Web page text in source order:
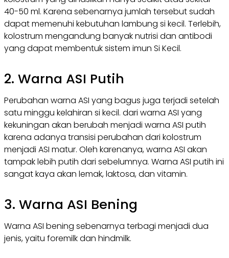
40-50 ml. Karena sebenarnya jumlah tersebut sudah
dapat memenuhi kebutuhan lambung si kecil. Terlebih,
kolostrum mengandung banyak nutrisi dan antibodi
yang dapat membentuk sistem imun Si Kecil.
2. Warna ASI Putih
Perubahan warna ASI yang bagus juga terjadi setelah
satu minggu kelahiran si kecil. dari warna ASI yang
kekuningan akan berubah menjadi warna ASI putih
karena adanya transisi perubahan dari kolostrum
menjadi ASI matur. Oleh karenanya, warna ASI akan
tampak lebih putih dari sebelumnya. Warna ASI putih ini
sangat kaya akan lemak, laktosa, dan vitamin.
3. Warna ASI Bening
Warna ASI bening sebenarnya terbagi menjadi dua
jenis, yaitu foremilkdan hindmilk.